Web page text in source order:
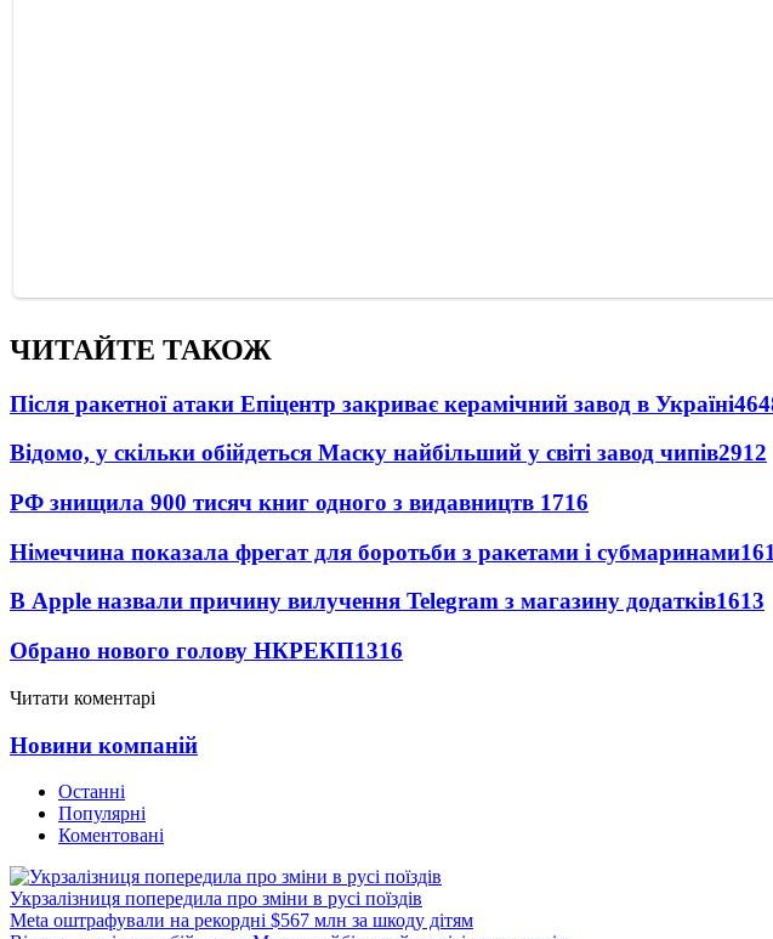
ЧИТАЙТЕ ТАКОЖ
Після ракетної атаки Епіцентр закриває керамічний завод в Україні
Відомо, у скільки обійдеться Маску найбільший у світі завод чипів2912
РФ знищила 900 тисяч книг одного з видавництв 1716
Німеччина показала фрегат для боротьби з ракетами і субмаринами
В Apple назвали причину вилучення Telegram з магазину додатків1613
Обрано нового голову НКРЕКП1316
Читати коментарі
Новини компаній
Останні
Популярні
Коментовані
Укрзалізниця попередила про зміни в русі поїздів
Meta оштрафували на рекордні $567 млн за шкоду дітям